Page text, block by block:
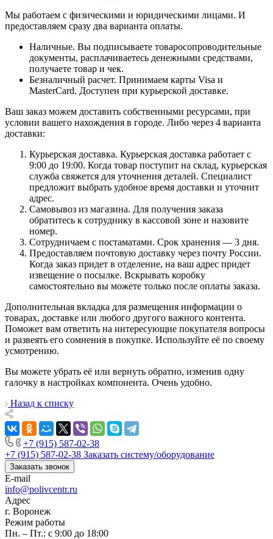
Мы работаем с физическими и юридическими лицами. И
предоставляем сразу два варианта оплаты.
Наличные. Вы подписываете товаросопроводительные
документы, расплачиваетесь денежными средствами,
получаете товар и чек.
Безналичный расчет. Принимаем карты Visa и
MasterCard. Доступен при курьерской доставке.
Ваш заказ можем доставить собственными ресурсами, при
условии вашего нахождения в городе. Либо через 4 варианта
доставки:
Курьерская доставка. Курьерская доставка работает с
9:00 до 19:00. Когда товар поступит на склад, курьерская
служба свяжется для уточнения деталей. Специалист
предложит выбрать удобное время доставки и уточнит
адрес.
Самовывоз из магазина. Для получения заказа
обратитесь к сотруднику в кассовой зоне и назовите
номер.
Сотрудничаем с постаматами. Срок хранения — 3 дня.
Предоставляем почтовую доставку через почту России.
Когда заказ придет в отделение, на ваш адрес придет
извещение о посылке. Вскрывать коробку
самостоятельно вы можете только после оплаты заказа.
Дополнительная вкладка для размещения информации о
товарах, доставке или любого другого важного контента.
Поможет вам ответить на интересующие покупателя вопросы
и развеять его сомнения в покупке. Используйте её по своему
усмотрению.
Вы можете убрать её или вернуть обратно, изменив одну
галочку в настройках компонента. Очень удобно.
Назад к списку
+7 (915) 587-02-38
+7 (915) 587-02-38 Заказать систему/оборудование
Заказать звонок
E-mail
info@polivcentr.ru
Адрес
г. Воронеж
Режим работы
Пн. – Пт.: с 9:00 до 18:00